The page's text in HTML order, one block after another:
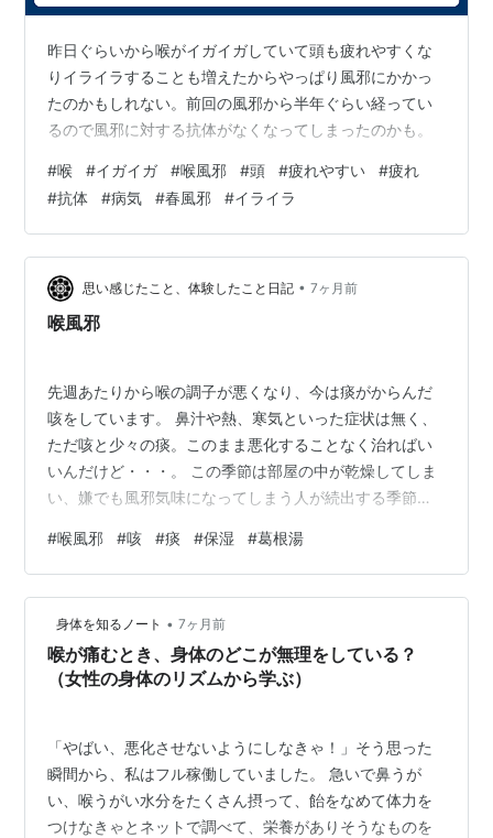
昨日ぐらいから喉がイガイガしていて頭も疲れやすくな
りイライラすることも増えたからやっぱり風邪にかかっ
たのかもしれない。前回の風邪から半年ぐらい経ってい
るので風邪に対する抗体がなくなってしまったのかも。
#喉 #イガイガ #喉風邪 #頭 #疲れやすい #疲れ
#抗体 #病気 #春風邪 #イライラ
思い感じたこと、体験したこと日記 • 7ヶ月前
喉風邪
先週あたりから喉の調子が悪くなり、今は痰がからんだ
咳をしています。 鼻汁や熱、寒気といった症状は無く、
ただ咳と少々の痰。このまま悪化することなく治ればい
いんだけど・・・。 この季節は部屋の中が乾燥してしま
い、嫌でも風邪気味になってしまう人が続出する季節で
んてよくある事ですよね。 私の小さな保湿対策として
は、寝る前に台ふきを濡らして近くに置いておくこと、
お風呂で使って濡れたタオルを寝床の近くに吊るしてお
くことが挙げられます。 ちょっと検索してみたら、”芸能
人愛用“な保湿マスクがあるんですね。 確かに、ひどい風
邪を引いた時にマスクをつけて寝ていた…
#喉風邪 #咳 #痰 #保湿 #葛根湯
身体を知るノート • 7ヶ月前
喉が痛むとき、身体のどこが無理をしている？
（女性の身体のリズムから学ぶ）
「やばい、悪化させないようにしなきゃ！」そう思った
瞬間から、私はフル稼働していました。 急いで鼻うが
い、喉うがい水分をたくさん摂って、飴をなめて体力を
つけなきゃとネットで調べて、栄養がありそうなものを